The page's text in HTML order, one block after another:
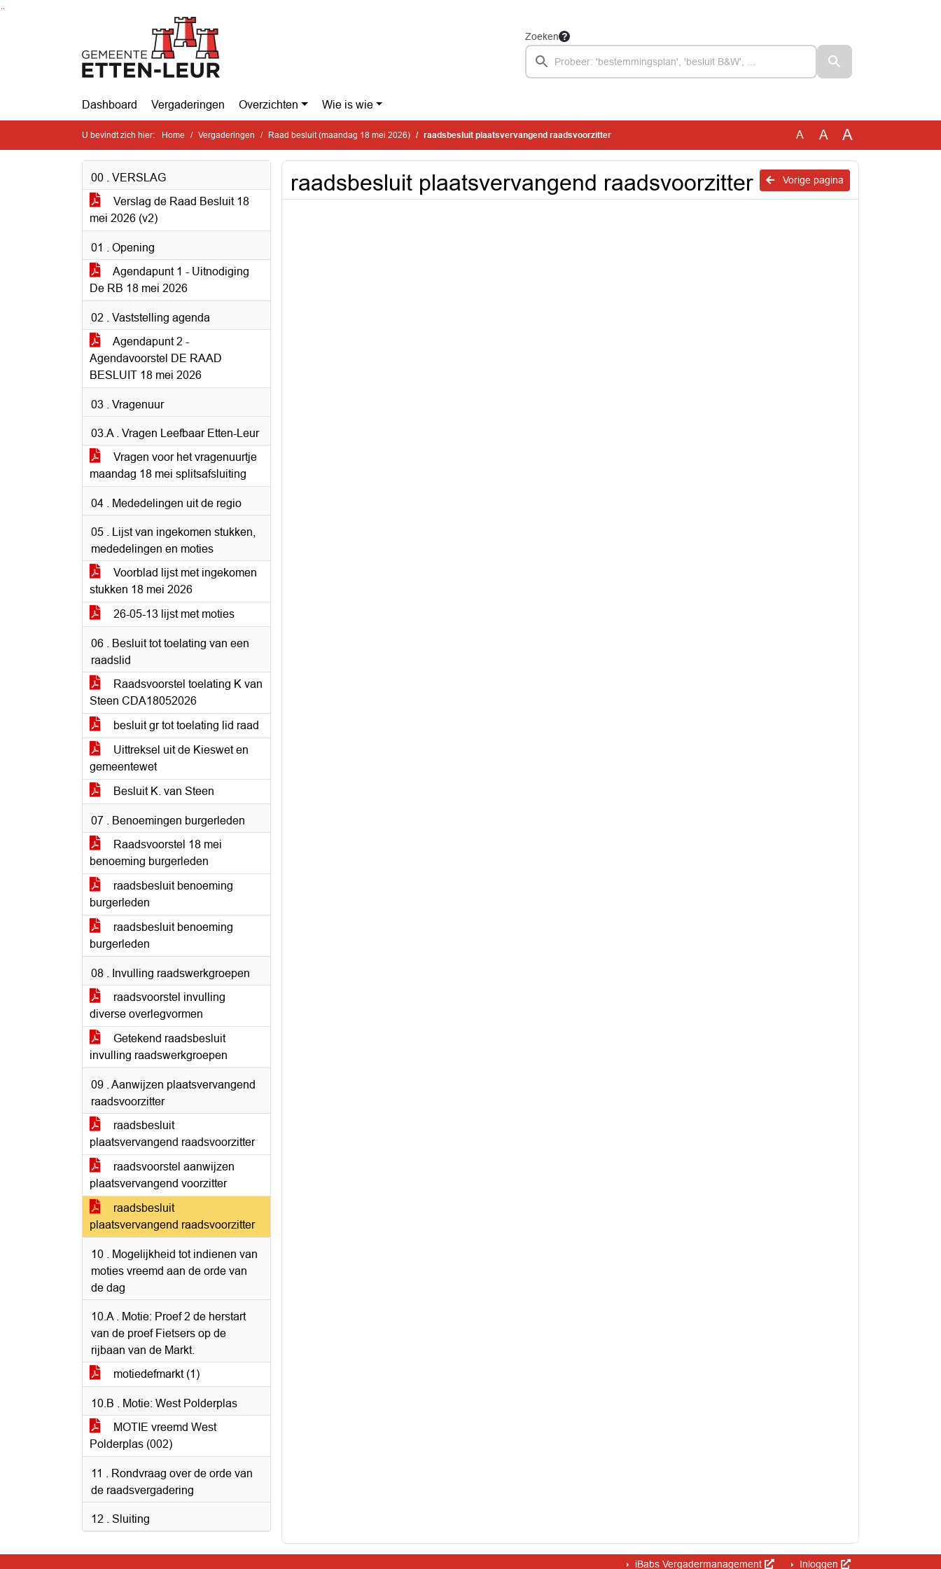
Ga naar de inhoud van deze pagina
Zoeken
Dashboard Vergaderingen Overzichten Wie is wie
U bevindt zich hier: Home Vergaderingen Raad besluit (maandag 18 mei 2026) raadsbesluit plaatsvervangend raadsvoorzitter A A A
00 . VERSLAG
Verslag de Raad Besluit 18
mei 2026 (v2)
01 . Opening
Agendapunt 1 - Uitnodiging
De RB 18 mei 2026
02 . Vaststelling agenda
Agendapunt 2 -
Agendavoorstel DE RAAD
BESLUIT 18 mei 2026
03 . Vragenuur
03.A . Vragen Leefbaar Etten-Leur
Vragen voor het vragenuurtje
maandag 18 mei splitsafsluiting
04 . Mededelingen uit de regio
05 . Lijst van ingekomen stukken,
mededelingen en moties
Voorblad lijst met ingekomen
stukken 18 mei 2026
26-05-13 lijst met moties
06 . Besluit tot toelating van een
raadslid
Raadsvoorstel toelating K van
Steen CDA18052026
besluit gr tot toelating lid raad
Uittreksel uit de Kieswet en
gemeentewet
Besluit K. van Steen
07 . Benoemingen burgerleden
Raadsvoorstel 18 mei
benoeming burgerleden
raadsbesluit benoeming
burgerleden
raadsbesluit benoeming
burgerleden
08 . Invulling raadswerkgroepen
raadsvoorstel invulling
diverse overlegvormen
Getekend raadsbesluit
invulling raadswerkgroepen
09 . Aanwijzen plaatsvervangend
raadsvoorzitter
raadsbesluit
plaatsvervangend raadsvoorzitter
raadsvoorstel aanwijzen
plaatsvervangend voorzitter
raadsbesluit
plaatsvervangend raadsvoorzitter
10 . Mogelijkheid tot indienen van
moties vreemd aan de orde van
de dag
10.A . Motie: Proef 2 de herstart
van de proef Fietsers op de
rijbaan van de Markt.
motiedefmarkt (1)
10.B . Motie: West Polderplas
MOTIE vreemd West
Polderplas (002)
11 . Rondvraag over de orde van
de raadsvergadering
12 . Sluiting
Vorige pagina
raadsbesluit plaatsvervangend raadsvoorzitter
iBabs Vergadermanagement Inloggen